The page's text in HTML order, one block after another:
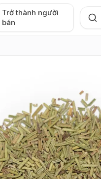
Trở thành người
bán